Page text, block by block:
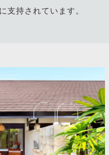
支持されています。